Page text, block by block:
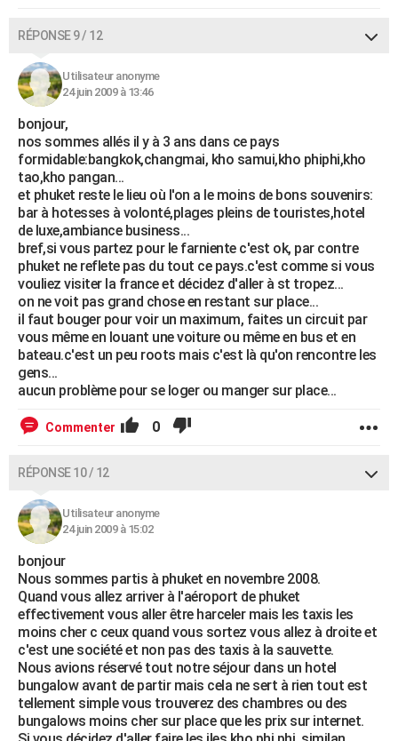
RÉPONSE 9 / 12
Utilisateur anonyme
24 juin 2009 à 13:46
bonjour,
nos sommes allés il y à 3 ans dans ce pays
formidable:bangkok,changmai, kho samui,kho phiphi,kho
tao,kho pangan...
et phuket reste le lieu où l'on a le moins de bons souvenirs:
bar à hotesses à volonté,plages pleins de touristes,hotel
de luxe,ambiance business...
bref,si vous partez pour le farniente c'est ok, par contre
phuket ne reflete pas du tout ce pays.c'est comme si vous
vouliez visiter la france et décidez d'aller à st tropez...
on ne voit pas grand chose en restant sur place...
il faut bouger pour voir un maximum, faites un circuit par
vous même en louant une voiture ou même en bus et en
bateau.c'est un peu roots mais c'est là qu'on rencontre les
gens...
aucun problème pour se loger ou manger sur place...
Commenter 0
RÉPONSE 10 / 12
Utilisateur anonyme
24 juin 2009 à 15:02
bonjour
Nous sommes partis à phuket en novembre 2008.
Quand vous allez arriver à l'aéroport de phuket
effectivement vous aller être harceler mais les taxis les
moins cher c ceux quand vous sortez vous allez à droite et
c'est une société et non pas des taxis à la sauvette.
Nous avions réservé tout notre séjour dans un hotel
bungalow avant de partir mais cela ne sert à rien tout est
tellement simple vous trouverez des chambres ou des
bungalows moins cher sur place que les prix sur internet.